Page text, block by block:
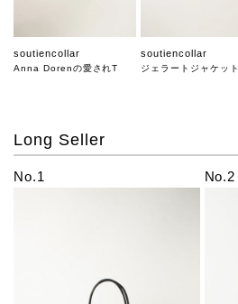
soutiencollar
Anna Dorenの愛されT
soutiencollar
ジェラートジャケット
Long Seller
No.1 No.2